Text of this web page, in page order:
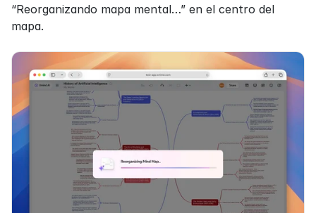
“Reorganizando mapa mental…” en el centro del
mapa.